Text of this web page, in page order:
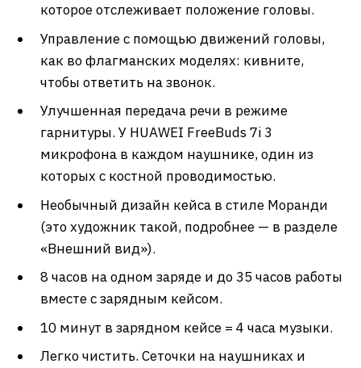
которое отслеживает положение головы.
Управление с помощью движений головы,
как во флагманских моделях: кивните,
чтобы ответить на звонок.
Улучшенная передача речи в режиме
гарнитуры. У HUAWEI FreeBuds 7i 3
микрофона в каждом наушнике, один из
которых с костной проводимостью.
Необычный дизайн кейса в стиле Моранди
(это художник такой, подробнее — в разделе
«Внешний вид»).
8 часов на одном заряде и до 35 часов работы
вместе с зарядным кейсом.
10 минут в зарядном кейсе = 4 часа музыки.
Легко чистить. Сеточки на наушниках и